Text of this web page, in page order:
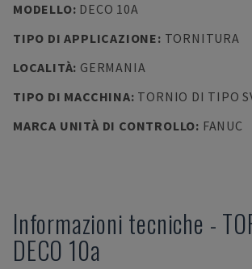
MODELLO: DECO 10A
TIPO DI APPLICAZIONE: TORNITURA
LOCALITÀ: GERMANIA
TIPO DI MACCHINA: TORNIO DI TIPO
MARCA UNITÀ DI CONTROLLO: FANUC
Informazioni tecniche -
DECO 10a